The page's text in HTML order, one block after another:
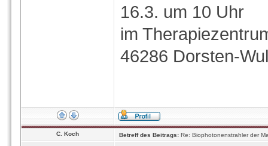
16.3. um 10 Uhr
im
46286 Dorsten-
C. Koch Betreff des Beitrags: Re: Biophotonenstrahler der